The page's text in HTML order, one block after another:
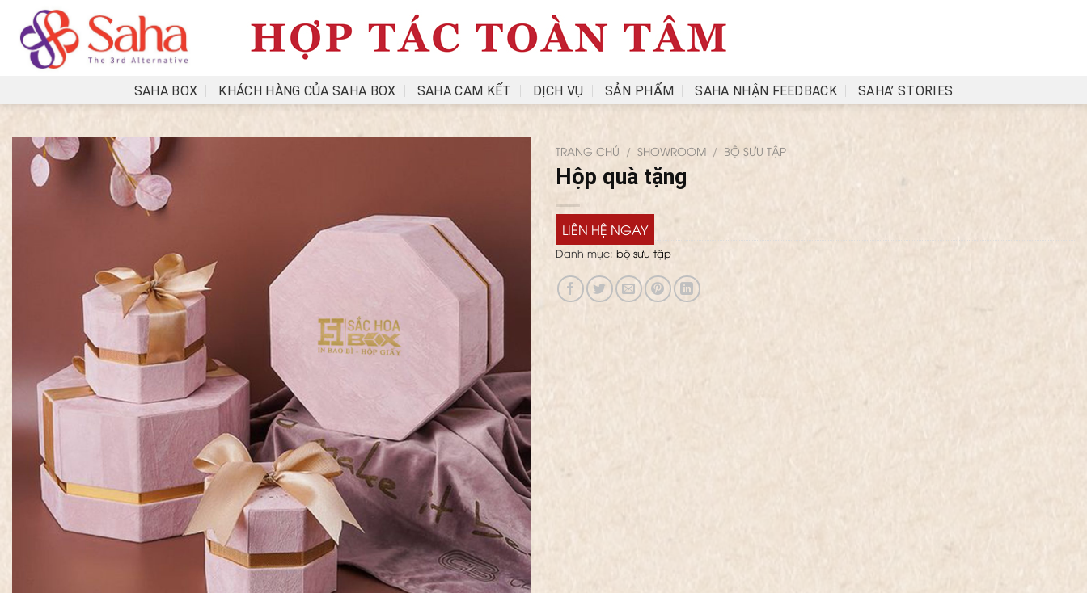
content
SAHA BOX KHÁCH HÀNG CỦA SAHA BOX SAHA CAM KẾT DỊCH VỤ SẢN PHẨM SAHA NHẬN FEEDBACK SAHA’ STORIES
TRANG CHỦ / SHOWROOM / BỘ SƯU TẬP
Hộp quà tặng
LIÊN HỆ NGAY
Danh mục: bộ sưu tập